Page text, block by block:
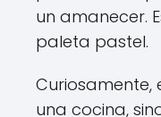
un amanecer.
paleta pastel.
Curiosamente,
una cocina,